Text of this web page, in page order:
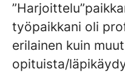
työpaikkani oli
erilainen kuin
opituista/